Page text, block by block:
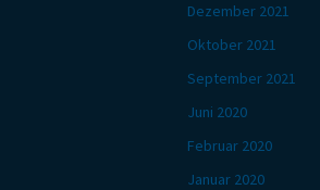
Dezember 2021
Oktober 2021
September 2021
Juni 2020
Februar 2020
Januar 2020